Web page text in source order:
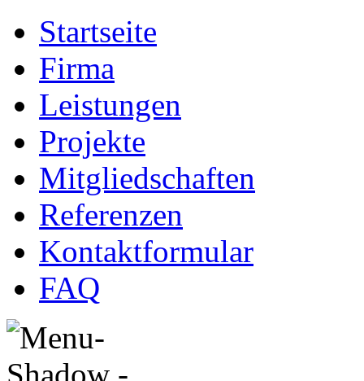
Startseite
Firma
Leistungen
Projekte
Mitgliedschaften
Referenzen
Kontaktformular
FAQ